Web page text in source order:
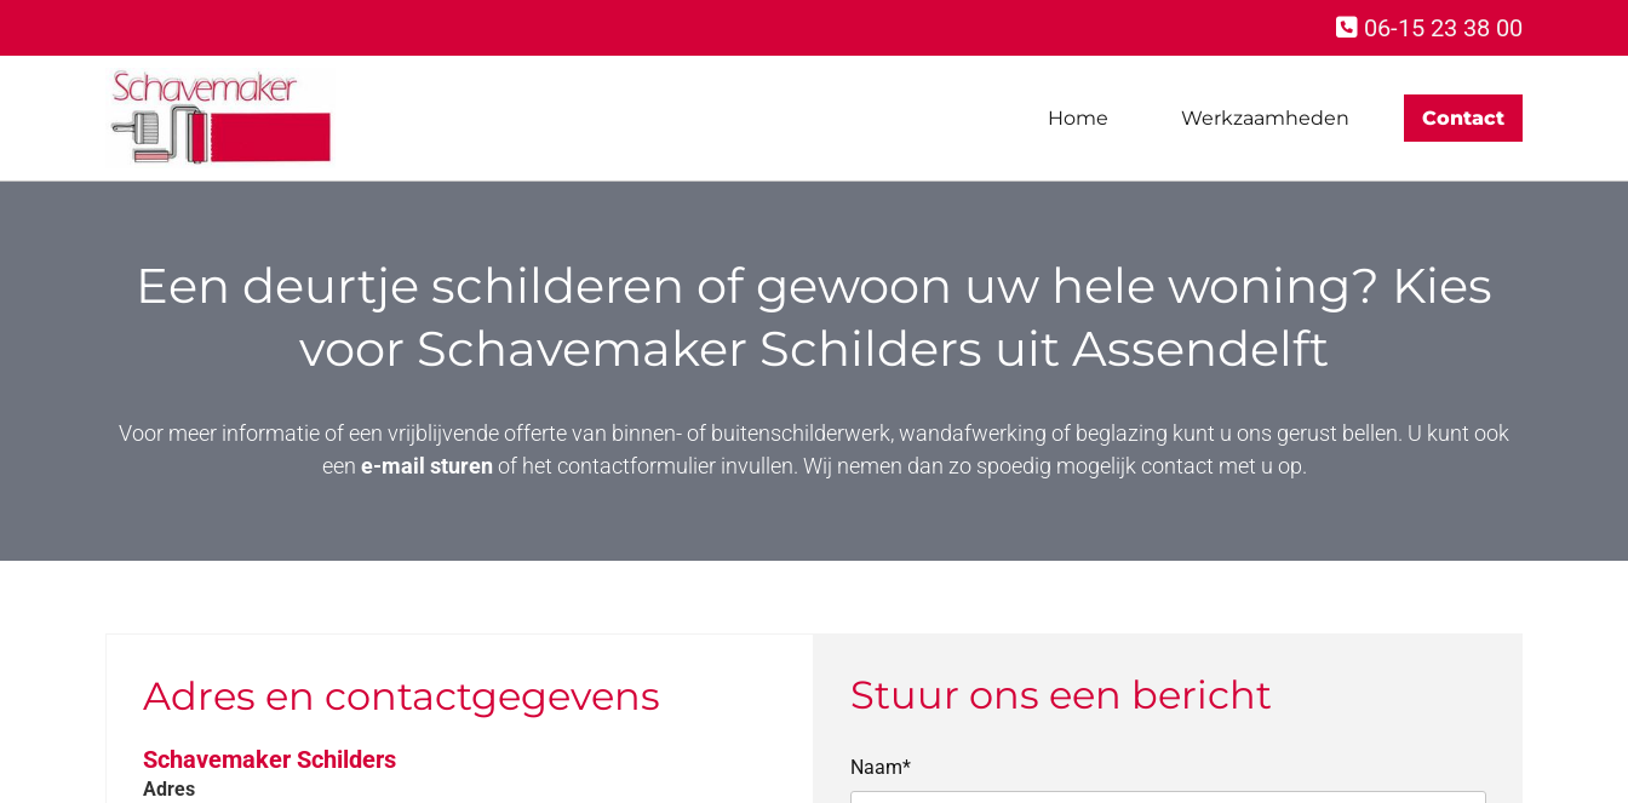
 06-15 23 38 00
Home Werkzaamheden Contact
Een deurtje schilderen of gewoon uw hele woning? Kies
voor Schavemaker Schilders uit Assendelft
Voor meer informatie of een vrijblijvende offerte van binnen- of buitenschilderwerk, wandafwerking of beglazing kunt u ons gerust bellen. U kunt ook
een e-mail sturen of het contactformulier invullen. Wij nemen dan zo spoedig mogelijk contact met u op.
Adres en contactgegevens
Schavemaker Schilders
Adres
Stuur ons een bericht
Naam*